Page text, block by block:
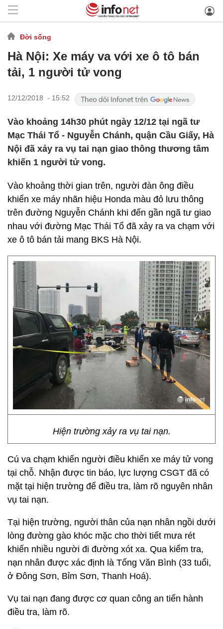
Đời sống
Hà Nội: Xe máy va với xe ô tô bán
tải, 1 người tử vong
12/12/2018 - 15:52
Vào khoảng 14h30 phút ngày 12/12 tại ngã tư
Mạc Thái Tổ - Nguyễn Chánh, quận Cầu Giấy, Hà
Nội đã xảy ra vụ tai nạn giao thông thương tâm
khiến 1 người tử vong.
Vào khoảng thời gian trên, người đàn ông điều
khiển xe máy nhãn hiệu Honda màu đỏ lưu thông
trên đường Nguyễn Chánh khi đến gần ngã tư giao
nhau với đường Mạc Thái Tổ đã xảy ra va chạm với
xe ô tô bán tải mang BKS Hà Nội.
Hiện trường xảy ra vụ tai nạn.
Cú va chạm khiến người điều khiển xe máy tử vong
tại chỗ. Nhận được tin báo, lực lượng CSGT đã có
mặt tại hiện trường để điều tra, làm rõ nguyên nhân
vụ tai nạn.
Tại hiện trường, người thân của nạn nhân ngồi dưới
lòng đường gào khóc mặc cho thời tiết mưa rét
khiến nhiều người đi đường xót xa. Qua kiểm tra,
nạn nhân được xác định là Tống Văn Bình (33 tuổi,
ở Đông Sơn, Bỉm Sơn, Thanh Hoá).
Vụ tai nạn đang được cơ quan công an tiến hành
điều tra, làm rõ.